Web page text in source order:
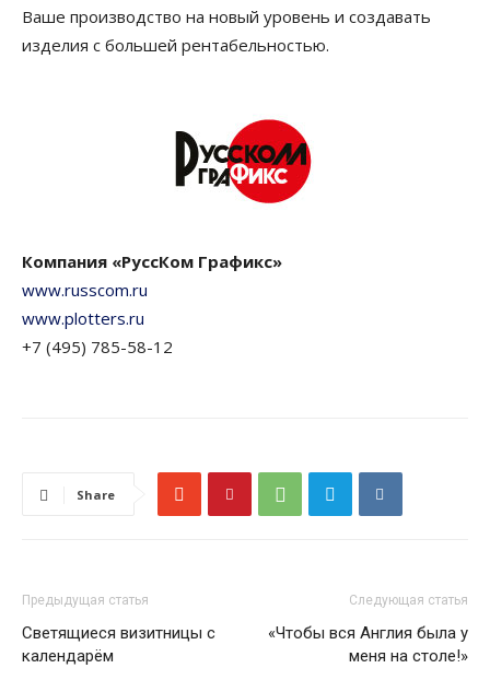
Ваше производство на новый уровень и создавать
изделия с большей рентабельностью.
Компания «РуссКом Графикс»
www.russcom.ru
www.plotters.ru
+7 (495) 785-58-12
Share
Предыдущая статья
Светящиеся визитницы с
календарём
Следующая статья
«Чтобы вся Англия была у
меня на столе!»